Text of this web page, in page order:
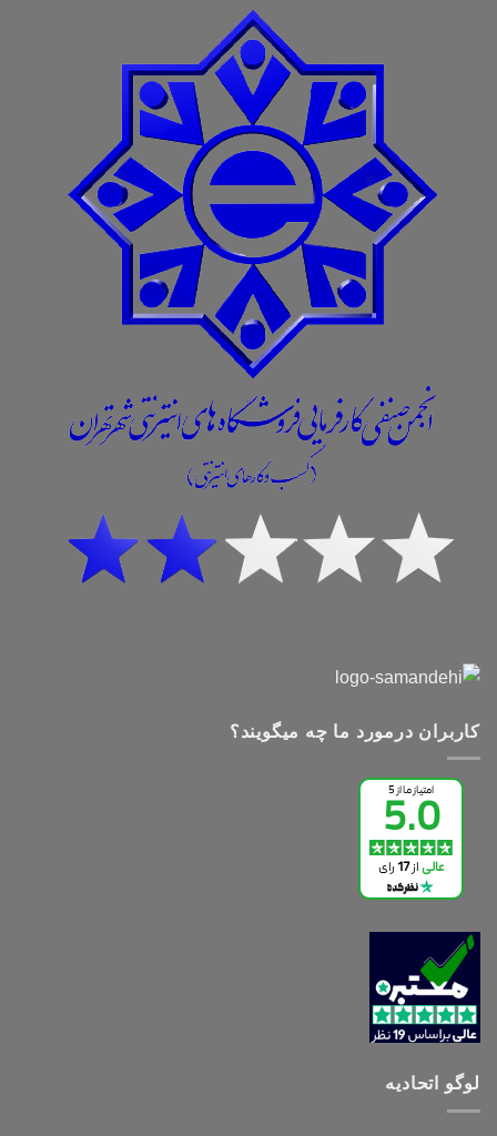
کاربران درمورد ما چه میگویند؟
لوگو اتحادیه